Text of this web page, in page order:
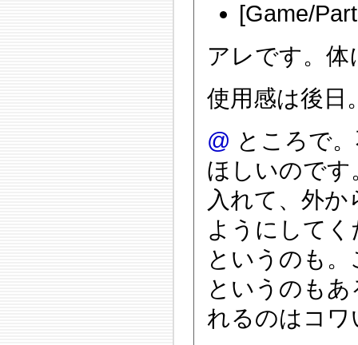
[Game/
アレです。
使用感は後日
@ ところで
ほしいのです
入れて、外
ようにして
というのも
というのも
れるのはコ